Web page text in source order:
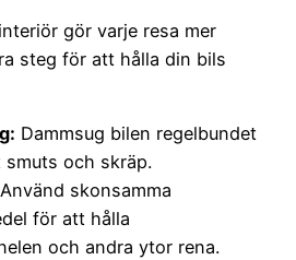
gör varje resa mer
steg för att hålla din bils
Dammsug bilen regelbundet
och skräp.
Använd skonsamma
för att hålla
och andra ytor rena.